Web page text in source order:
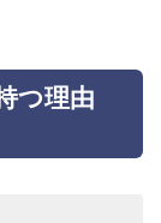
つ理由